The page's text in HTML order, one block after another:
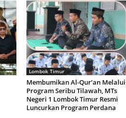
Lombok Timur
Membumikan Al-Qur’an Melalui
Program Seribu Tilawah, MTs
Negeri 1 Lombok Timur Resmi
Luncurkan Program Perdana